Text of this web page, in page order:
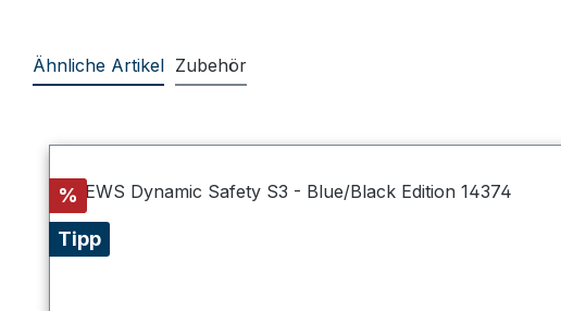
Ähnliche Artikel Zubehör
Rabatt
%
Tipp